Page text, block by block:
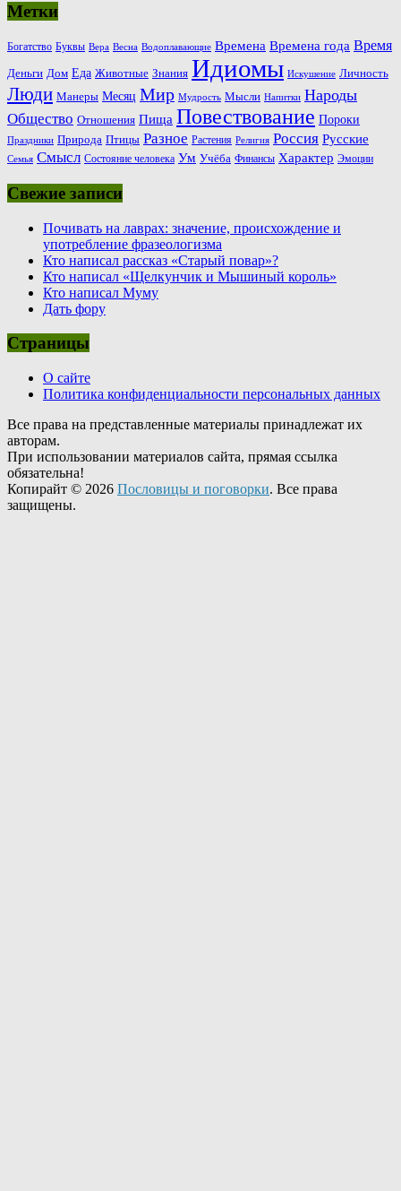
Метки
Богатство Буквы Вера Весна Водоплавающие Времена Времена года Время
Деньги Дом Еда Животные Знания Идиомы Искушение Личность
Люди Манеры Месяц Мир Мудрость Мысли Напитки Народы
Общество Отношения Пища Повествование Пороки
Праздники Природа Птицы Разное Растения Религия Россия Русские
Семья Смысл Состояние человека Ум Учёба Финансы Характер Эмоции
Свежие записи
Почивать на лаврах: значение, происхождение и
употребление фразеологизма
Кто написал рассказ «Старый повар»?
Кто написал «Щелкунчик и Мышиный король»
Кто написал Муму
Дать фору
Страницы
О сайте
Политика конфиденциальности персональных данных
Все права на представленные материалы принадлежат их
авторам.
При использовании материалов сайта, прямая ссылка
обязательна!
Копирайт © 2026 Пословицы и поговорки. Все права
защищены.